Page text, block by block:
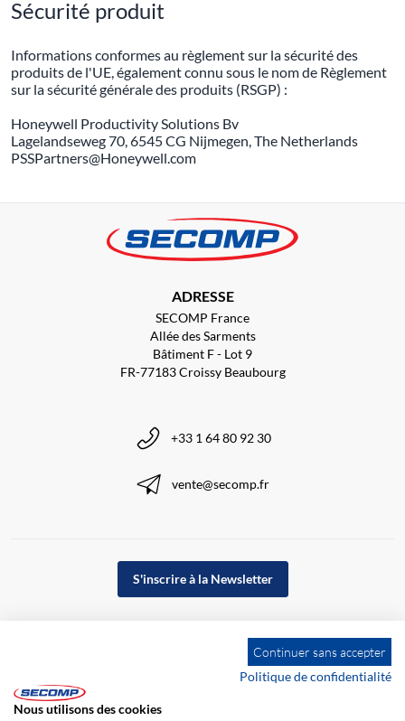
Sécurité produit
Informations conformes au règlement sur la sécurité des
produits de l'UE, également connu sous le nom de Règlement
sur la sécurité générale des produits (RSGP) :
Honeywell Productivity Solutions Bv
Lagelandseweg 70, 6545 CG Nijmegen, The Netherlands
PSSPartners@Honeywell.com
ADRESSE
SECOMP France
Allée des Sarments
Bâtiment F - Lot 9
FR-77183 Croissy Beaubourg
+33 1 64 80 92 30
vente@secomp.fr
S'inscrire à la Newsletter
Continuer sans accepter
Politique de confidentialité
Nous utilisons des cookies